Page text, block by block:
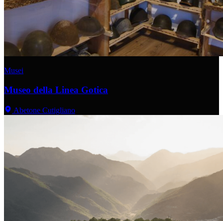
Musei
Museo della Linea Gotica
Abetone Cutigliano